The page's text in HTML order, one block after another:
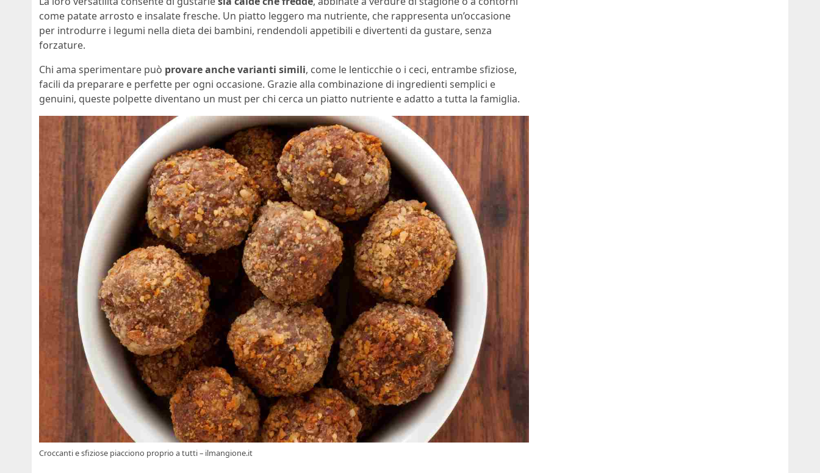
come patate arrosto e insalate fresche. Un piatto leggero ma nutriente, che rappresenta un’occasione
per introdurre i legumi nella dieta dei bambini, rendendoli appetibili e divertenti da gustare, senza
forzature.
Chi ama sperimentare può provare anche varianti simili, come le lenticchie o i ceci, entrambe sfiziose,
facili da preparare e perfette per ogni occasione. Grazie alla combinazione di ingredienti semplici e
genuini, queste polpette diventano un must per chi cerca un piatto nutriente e adatto a tutta la famiglia.
Croccanti e sfiziose piacciono proprio a tutti – ilmangione.it